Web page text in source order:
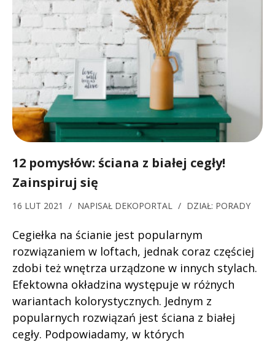
12 pomysłów: ściana z białej cegły!
Zainspiruj się
16 LUT 2021 / NAPISAŁ DEKOPORTAL / DZIAŁ: PORADY
Cegiełka na ścianie jest popularnym
rozwiązaniem w loftach, jednak coraz częściej
zdobi też wnętrza urządzone w innych stylach.
Efektowna okładzina występuje w różnych
wariantach kolorystycznych. Jednym z
popularnych rozwiązań jest ściana z białej
cegły. Podpowiadamy, w których